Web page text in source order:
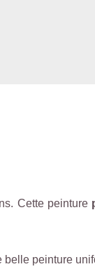
Cette peinture
peinture